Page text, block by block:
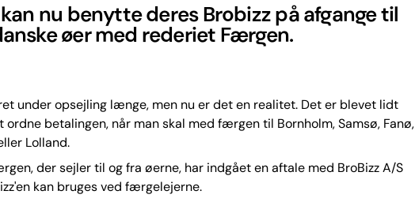
nu benytte deres Brobizz på afgange til
øer med rederiet Færgen.
under opsejling længe, men nu er det en realitet. Det er blevet lidt
ordne betalingen, når man skal med færgen til Bornholm, Samsø, Fanø,
Lolland.
der sejler til og fra øerne, har indgået en aftale med BroBizz A/S
kan bruges ved færgelejerne.